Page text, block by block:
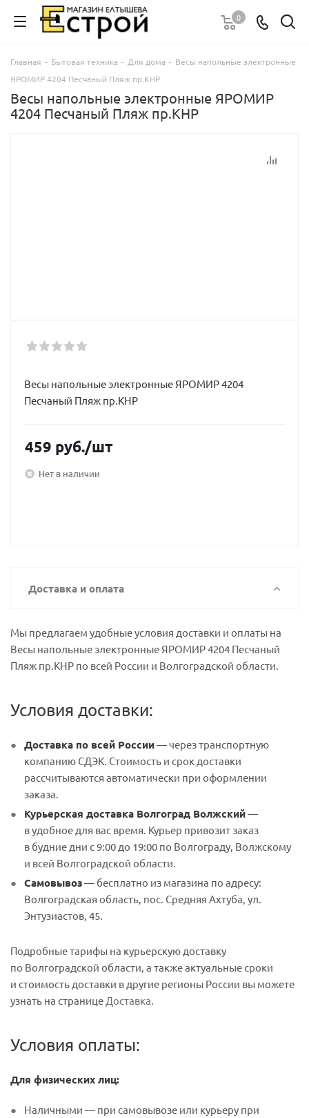
0
Главная - Бытовая техника - Для дома - Весы напольные электронные
ЯРОМИР 4204 Песчаный Пляж пр.КНР
Весы напольные электронные ЯРОМИР
4204 Песчаный Пляж пр.КНР
Весы напольные электронные ЯРОМИР 4204
Песчаный Пляж пр.КНР
459 руб./шт
Нет в наличии
Доставка и оплата
Мы предлагаем удобные условия доставки и оплаты на
Весы напольные электронные ЯРОМИР 4204 Песчаный
Пляж пр.КНР по всей России и Волгоградской области.
Условия доставки:
Доставка по всей России— через транспортную
компанию СДЭК. Стоимость и срок доставки
рассчитываются автоматически при оформлении
заказа.
Курьерская доставка Волгоград Волжский—
в удобное для вас время. Курьер привозит заказ
в будние дни с 9:00 до 19:00 по Волгограду, Волжскому
и всей Волгоградской области.
Самовывоз— бесплатно из магазина по адресу:
Волгоградская область, пос. Средняя Ахтуба, ул.
Энтузиастов, 45.
Подробные тарифы на курьерскую доставку
по Волгоградской области, а также актуальные сроки
и стоимость доставки в другие регионы России вы можете
узнать на странице Доставка.
Условия оплаты:
Для физических лиц:
Наличными — при самовывозе или курьеру при